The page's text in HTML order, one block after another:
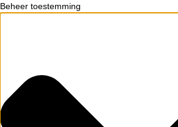
Beheer toestemming